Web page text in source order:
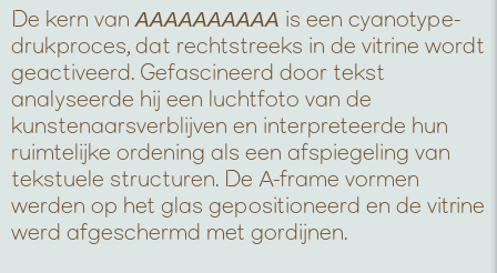
De kern van AAAAAAAAAA is een cyanotype-
drukproces, dat rechtstreeks in de vitrine wordt
geactiveerd. Gefascineerd door tekst
analyseerde hij een luchtfoto van de
kunstenaarsverblijven en interpreteerde hun
ruimtelijke ordening als een afspiegeling van
tekstuele structuren. De A-frame vormen
werden op het glas gepositioneerd en de vitrine
werd afgeschermd met gordijnen.